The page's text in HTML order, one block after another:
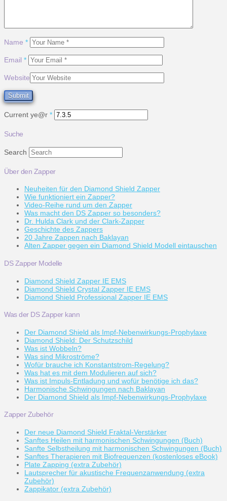
Name *
Email *
Website
Current ye@r *
Suche
Search
Über den Zapper
Neuheiten für den Diamond Shield Zapper
Wie funktioniert ein Zapper?
Video-Reihe rund um den Zapper
Was macht den DS Zapper so besonders?
Dr. Hulda Clark und der Clark-Zapper
Geschichte des Zappers
20 Jahre Zappen nach Baklayan
Alten Zapper gegen ein Diamond Shield Modell eintauschen
DS Zapper Modelle
Diamond Shield Zapper IE EMS
Diamond Shield Crystal Zapper IE EMS
Diamond Shield Professional Zapper IE EMS
Was der DS Zapper kann
Der Diamond Shield als Impf-Nebenwirkungs-Prophylaxe
Diamond Shield: Der Schutzschild
Was ist Wobbeln?
Was sind Mikroströme?
Wofür brauche ich Konstantstrom-Regelung?
Was hat es mit dem Modulieren auf sich?
Was ist Impuls-Entladung und wofür benötige ich das?
Harmonische Schwingungen nach Baklayan
Der Diamond Shield als Impf-Nebenwirkungs-Prophylaxe
Zapper Zubehör
Der neue Diamond Shield Fraktal-Verstärker
Sanftes Heilen mit harmonischen Schwingungen (Buch)
Sanfte Selbstheilung mit harmonischen Schwingungen (Buch)
Sanftes Therapieren mit Biofrequenzen (kostenloses eBook)
Plate Zapping (extra Zubehör)
Lautsprecher für akustische Frequenzanwendung (extra
Zubehör)
Zappikator (extra Zubehör)